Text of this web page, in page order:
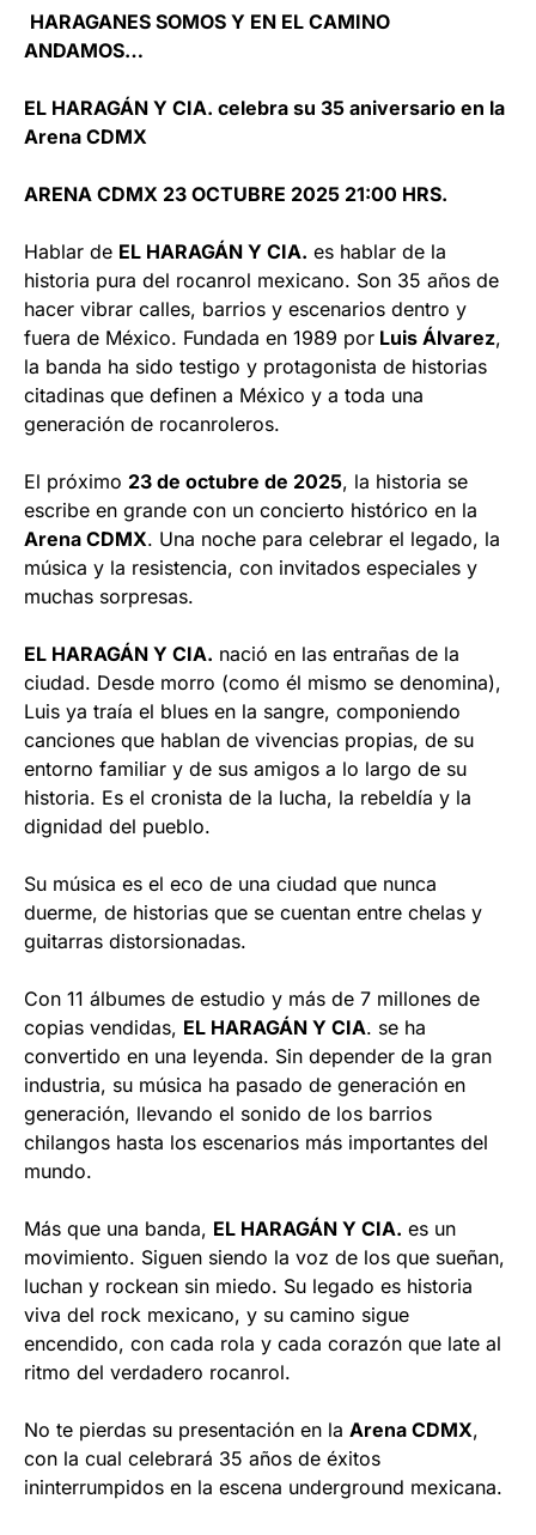
HARAGANES SOMOS Y EN EL CAMINO
ANDAMOS…
EL HARAGÁN Y CIA. celebra su 35 aniversario en la
Arena CDMX
ARENA CDMX 23 OCTUBRE 2025 21:00 HRS.
Hablar de EL HARAGÁN Y CIA. es hablar de la
historia pura del rocanrol mexicano. Son 35 años de
hacer vibrar calles, barrios y escenarios dentro y
fuera de México. Fundada en 1989 por Luis Álvarez,
la banda ha sido testigo y protagonista de historias
citadinas que definen a México y a toda una
generación de rocanroleros.
El próximo 23 de octubre de 2025, la historia se
escribe en grande con un concierto histórico en la
Arena CDMX. Una noche para celebrar el legado, la
música y la resistencia, con invitados especiales y
muchas sorpresas.
EL HARAGÁN Y CIA. nació en las entrañas de la
ciudad. Desde morro (como él mismo se denomina),
Luis ya traía el blues en la sangre, componiendo
canciones que hablan de vivencias propias, de su
entorno familiar y de sus amigos a lo largo de su
historia. Es el cronista de la lucha, la rebeldía y la
dignidad del pueblo.
Su música es el eco de una ciudad que nunca
duerme, de historias que se cuentan entre chelas y
guitarras distorsionadas.
Con 11 álbumes de estudio y más de 7 millones de
copias vendidas, EL HARAGÁN Y CIA. se ha
convertido en una leyenda. Sin depender de la gran
industria, su música ha pasado de generación en
generación, llevando el sonido de los barrios
chilangos hasta los escenarios más importantes del
mundo.
Más que una banda, EL HARAGÁN Y CIA. es un
movimiento. Siguen siendo la voz de los que sueñan,
luchan y rockean sin miedo. Su legado es historia
viva del rock mexicano, y su camino sigue
encendido, con cada rola y cada corazón que late al
ritmo del verdadero rocanrol.
No te pierdas su presentación en la Arena CDMX,
con la cual celebrará 35 años de éxitos
ininterrumpidos en la escena underground mexicana.